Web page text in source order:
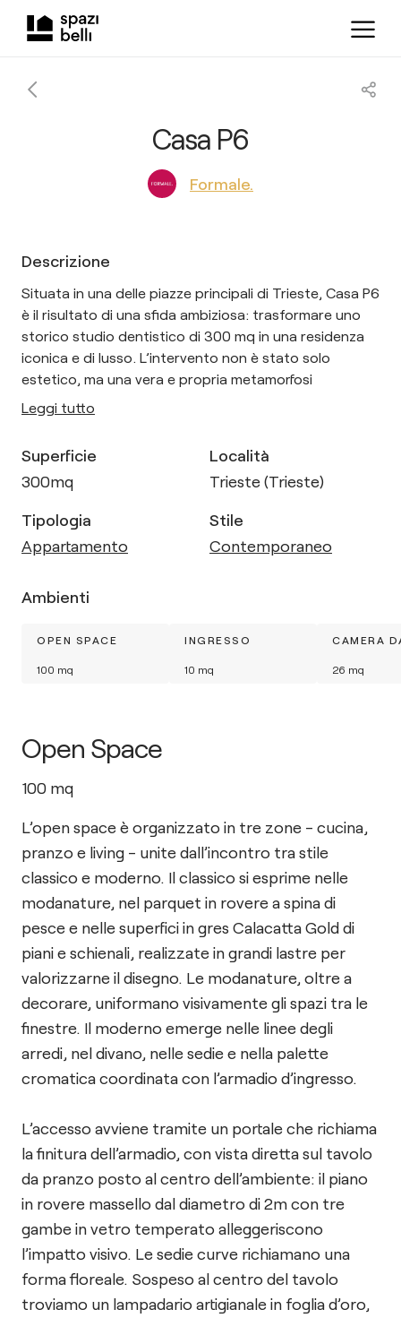
Casa P6
Formale.
Descrizione
Situata in una delle piazze principali di Trieste, Casa P6
è il risultato di una sfida ambiziosa: trasformare uno
storico studio dentistico di 300 mq in una residenza
iconica e di lusso. L’intervento non è stato solo
estetico, ma una vera e propria metamorfosi
Leggi tutto
Superficie
300mq
Località
Trieste (Trieste)
Tipologia
Appartamento
Stile
Contemporaneo
Ambienti
OPEN SPACE
100 mq
INGRESSO
10 mq
CAMERA
26 mq
Open Space
100 mq
L’open space è organizzato in tre zone - cucina,
pranzo e living - unite dall’incontro tra stile
classico e moderno. Il classico si esprime nelle
modanature, nel parquet in rovere a spina di
pesce e nelle superfici in gres Calacatta Gold di
piani e schienali, realizzate in grandi lastre per
valorizzarne il disegno. Le modanature, oltre a
decorare, uniformano visivamente gli spazi tra le
finestre. Il moderno emerge nelle linee degli
arredi, nel divano, nelle sedie e nella palette
cromatica coordinata con l’armadio d’ingresso.
L’accesso avviene tramite un portale che richiama
la finitura dell’armadio, con vista diretta sul tavolo
da pranzo posto al centro dell’ambiente: il piano
in rovere massello dal diametro di 2m con tre
gambe in vetro temperato alleggeriscono
l’impatto visivo. Le sedie curve richiamano una
forma floreale. Sospeso al centro del tavolo
troviamo un lampadario artigianale in foglia d’oro,